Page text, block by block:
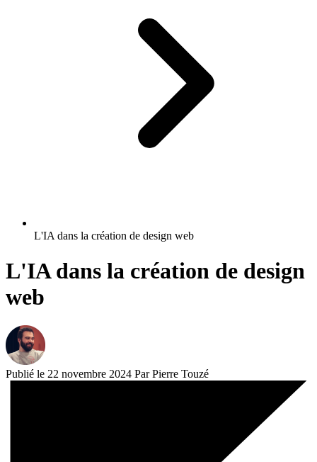
L'IA dans la création de design web
L'IA dans la création de design
web
Publié le 22 novembre 2024 Par Pierre Touzé